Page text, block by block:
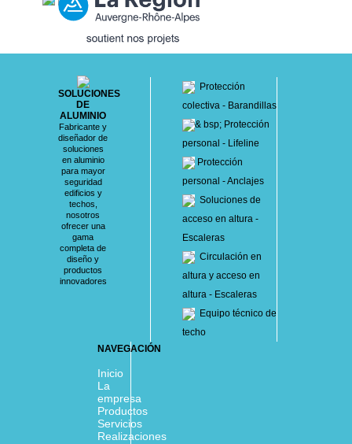
SOLUCIONES
DE
ALUMINIO
Fabricante y
diseñador de
soluciones
en aluminio
para mayor
seguridad
edificios y
techos,
nosotros
ofrecer una
gama
completa de
diseño y
productos
innovadores
Protección
colectiva - Barandillas
& bsp; Protección
personal - Lifeline
Protección
personal - Anclajes
Soluciones de
acceso en altura -
Escaleras
Circulación en
altura y acceso en
altura - Escaleras
Equipo técnico de
techo
NAVEGACIÓN
Inicio
La
empresa
Productos
Servicios
Realizaciones